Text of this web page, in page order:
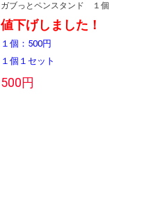
ガブっとペンスタンド １個
値下げしました！
１個：500円
１個１セット
500円